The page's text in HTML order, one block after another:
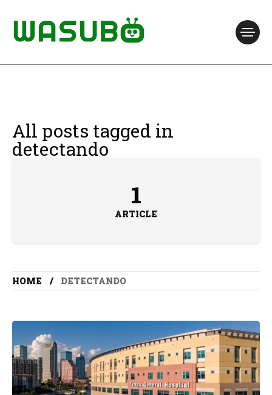
All posts tagged in
detectando
1
ARTICLE
HOME DETECTANDO